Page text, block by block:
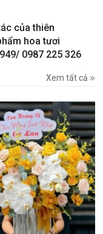
của thiên
hoa tươi
0987 225 326
Xem tất cả